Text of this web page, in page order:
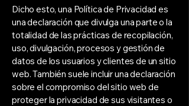
Dicho esto, una Política de Privacidad es
una declaración que divulga una parte o la
totalidad de las prácticas de recopilación,
uso, divulgación, procesos y gestión de
datos de los usuarios y clientes de un sitio
web. También suele incluir una declaración
sobre el compromiso del sitio web de
proteger la privacidad de sus visitantes o